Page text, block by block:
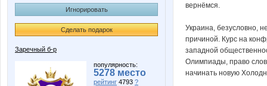
Игнорировать
Сделать подарок
Заречный б-р
популярность:
5278 место
рейтинг 4793 ?
вернёмся.
Украина, безусловно,
причиной. Курс на
западной
Олимпиады, право
начинать новую